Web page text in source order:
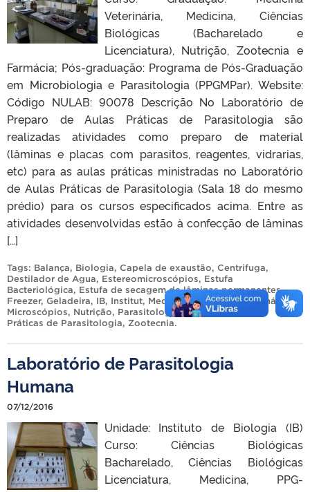
Veterinária, Medicina, Ciências
Biológicas (Bacharelado e
Licenciatura), Nutrição, Zootecnia e
Farmácia; Pós-graduação: Programa de Pós-Graduação
em Microbiologia e Parasitologia (PPGMPar). Website:
Código NULAB: 90078 Descrição No Laboratório de
Preparo de Aulas Práticas de Parasitologia são
realizadas atividades como preparo de material
(lâminas e placas com parasitos, reagentes, vidrarias,
etc) para as aulas práticas ministradas no Laboratório
de Aulas Práticas de Parasitologia (Sala 18 do mesmo
prédio) para os cursos especificados acima. Entre as
atividades desenvolvidas estão à confecção de lâminas
[…]
Tags: Balança, Biologia, Capela de exaustão, Centrifuga,
Destilador de Agua, Estereomicroscópios, Estufa
Bacteriológica, Estufa de secagem de lâminas permanentes,
Freezer, Geladeira, IB, Institut, Medicina,Medicina Veterinária,
Microscópios, Nutrição, Parasitologia, Preparo de Aulas
Práticas de Parasitologia, Zootecnia.
Laboratório de Parasitologia
Humana
07/12/2016
Unidade: Instituto de Biologia (IB)
Curso: Ciências Biológicas
Bacharelado, Ciências Biológicas
Licenciatura, Medicina, PPG-